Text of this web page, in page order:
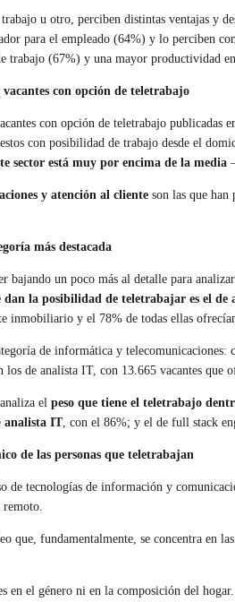
u otro, perciben distintas ventajas y
para el empleado (64%) y lo perciben
trabajo (67%) y una mayor productividad
con opción de teletrabajo
con opción de teletrabajo
con posibilidad de trabajo desde el
sector está muy por encima de la media
y atención al cliente son las que
más destacada
bajando un poco más al detalle para
la posibilidad de teletrabajar es el de
inmobiliario y el 78% de todas ellas
de informática y
los de analista IT, con 13.665 vacantes
el peso que tiene el teletrabajo
analista IT, con el 86%; y el de full stack
de las personas que teletrabajan
de tecnologías de información y
que, fundamentalmente, se concentra en
en el género ni en la composición del